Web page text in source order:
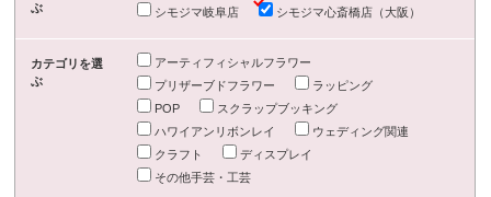
ぶ
シモジマ岐阜店
シモジマ心斎橋店（大阪）
カテゴリを選
ぶ
アーティフィシャルフラワー
プリザーブドフラワー
ラッピング
POP
スクラップブッキング
ハワイアンリボンレイ
ウェディング関連
クラフト
ディスプレイ
その他手芸・工芸